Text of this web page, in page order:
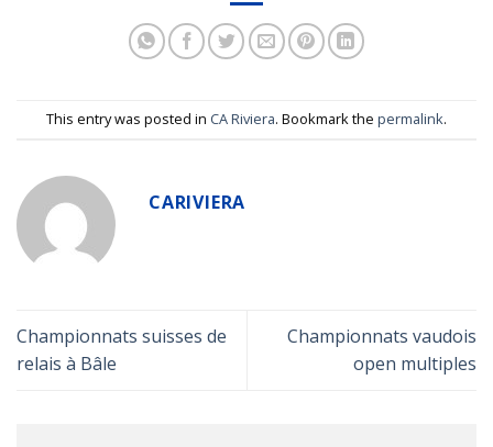
This entry was posted in CA Riviera. Bookmark the permalink.
CARIVIERA
Championnats suisses de
relais à Bâle
Championnats vaudois
open multiples